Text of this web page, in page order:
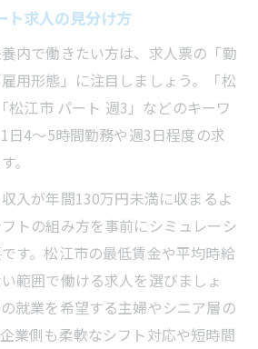
ト求人の見分け方
内で働きたい方は、求人票の「勤
用形態」に注目しましょう。「松
松江市 パート 週3」などのキーワ
日4～5時間勤務や週3日程度の求
。
入が年間130万円未満に収まるよ
トの組み方を事前にシミュレーシ
す。松江市の最低賃金や平均時給
範囲で働ける求人を選びましょ
就業を希望する主婦やシニア層の
業側も柔軟なシフト対応や短時間